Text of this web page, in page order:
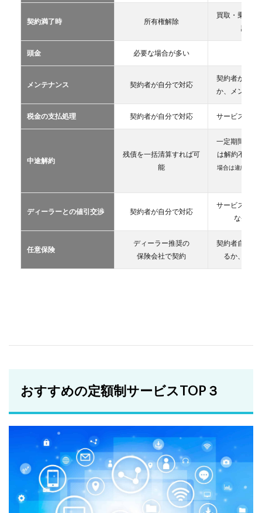
2.1
ブス
クリ
2.2
カー
リー
カー
ング
2.4
ー
契約満了時 所有権解除
買取・乗換・
譲渡
頭金 必要な場合が多い
メンテナンス 契約者が自分で対応
契約者が自分
か、メンテン
税金の支払処理 契約者が自分で対応 サービス提供
中途解約
残債を一括清算すれば可
能
一定期間が経
は解約不可
場合は違約金や
ディーラーとの値引交渉 契約者が自分で対応
サービス提供
な条件
任意保険
ディーラー推奨の
保険会社で契約
契約者自が自
るか、契約
おすすめの定額制サービスTOP３